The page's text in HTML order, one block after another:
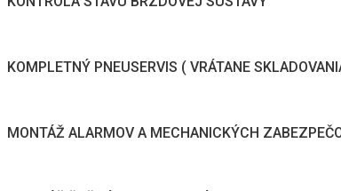
KOMPLETNÝ PNEUSERVIS ( VRÁTANE
MONTÁŽ ALARMOV A MECHANICKÝCH